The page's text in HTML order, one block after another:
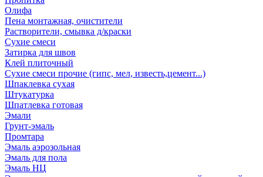
Олифа
Пена монтажная, очистители
Растворители, смывка д/краски
Сухие смеси
Затирка для швов
Клей плиточный
Сухие смеси прочие (гипс, мел, известь,цемент...)
Шпаклевка сухая
Штукатурка
Шпатлевка готовая
Эмали
Грунт-эмаль
Промтара
Эмаль аэрозольная
Эмаль для пола
Эмаль НЦ